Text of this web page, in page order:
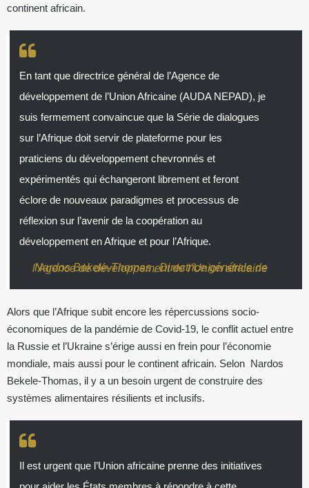
continent africain.
En tant que directrice général de l’Agence de
développement de l’Union Africaine (AUDA NEPAD), je
suis fermement convaincue que la Série de dialogues
sur l’Afrique doit servir de plateforme pour les
praticiens du développement chevronnés et
expérimentés qui échangeront librement et feront
éclore de nouveaux paradigmes et processus de
réflexion sur l’avenir de la coopération au
développement en Afrique et pour l’Afrique.
Nardos Bekele-Thomas , Directrice générale de l’Agence de développement de l’Union africaine
Alors que l’Afrique subit encore les répercussions socio-
économiques de la pandémie de Covid-19, le conflit actuel entre
la Russie et l’Ukraine s’érige aussi en frein pour l’économie
mondiale, mais aussi pour le continent africain. Selon Nardos
Bekele-Thomas, il y a un besoin urgent de construire des
systèmes alimentaires résilients et inclusifs.
Il est urgent que l’Union africaine prenne des initiatives